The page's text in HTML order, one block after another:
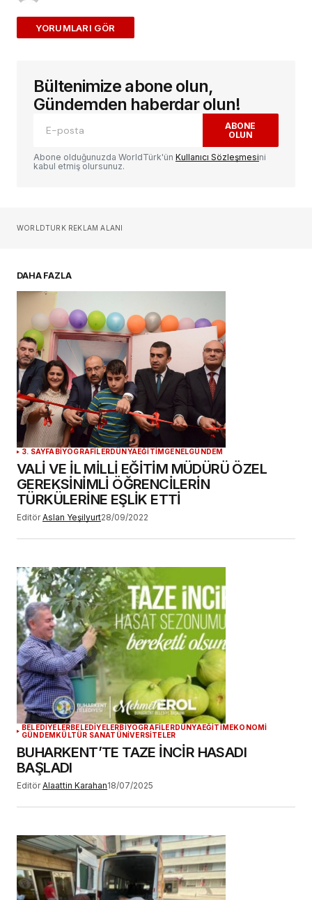
ADD A COMMENT
E-posta adresiniz yayınlanmayacak.
alanlar*ile işaretlenmişlerdir
Yorum
Sizin adınız*
Daha sonraki yorumlarımda kullanılması için
adım, e-posta adresim ve site adresim bu
tarayıcıya kaydedilsin.
YORUM GÖNDER
Bültenimize abone olun,
Gündemden haberdar olun!
ABONE
OLUN
Abone olduğunuzda WorldTürk'ün Kullanıcı Sözleşmesini
kabul etmiş olursunuz.
WORLDTURK REKLAM ALANI
DAHA FAZLA
3. SAYFA BİYOGRAFİLERDÜNYAEĞİTİMGENELGÜNDEM
VALİ VE İL MİLLİ EĞİTİM MÜDÜRÜ ÖZEL
GEREKSİNİMLİ ÖĞRENCİLERİN
TÜRKÜLERİNE EŞLİK ETTİ
Editör Aslan Yeşilyurt28/09/2022
BELEDİYELERBELEDİYELERBİYOGRAFİLERDÜNYAEĞİTİMEKONOMİ
GÜNDEMKÜLTÜR SANAT ÜNİVERSİTELER
BUHARKENT’TE TAZE İNCİR HASADI
BAŞLADI
Editör Alaattin Karahan18/07/2025